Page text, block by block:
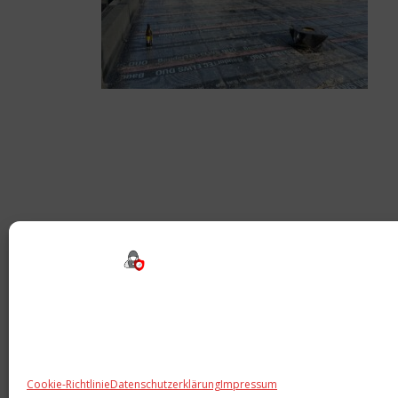
Cookie-RichtlinieDatenschutzerklärungImpressum